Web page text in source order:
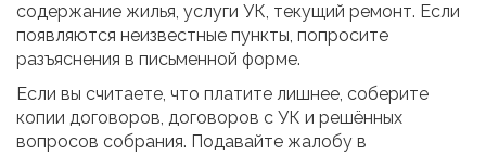
содержание жилья, услуги УК, текущий ремонт. Если
появляются неизвестные пункты, попросите
разъяснения в письменной форме.
Если вы считаете, что платите лишнее, соберите
копии договоров, договоров с УК и решённых
вопросов собрания. Подавайте жалобу в